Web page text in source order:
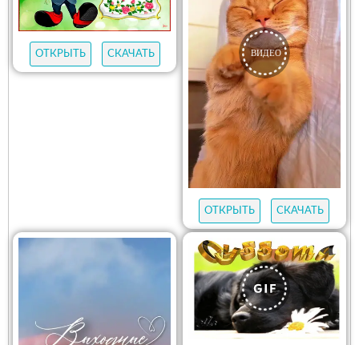
ОТКРЫТЬ СКАЧАТЬ
ОТКРЫТЬ СКАЧАТЬ